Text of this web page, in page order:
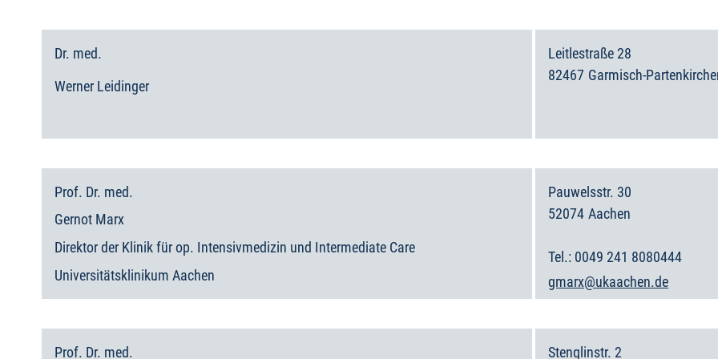
Dr. med.
Werner Leidinger
Leitlestraße 28
82467 Garmisch-
Prof. Dr. med.
Gernot Marx
Direktor der Klinik für op. Intensivmedizin und Intermediate Care
Universitätsklinikum Aachen
Pauwelsstr. 30
52074 Aachen
0049 241 8080444
gmarx@ukaachen.de
Prof. Dr. med. Stenglinstr. 2